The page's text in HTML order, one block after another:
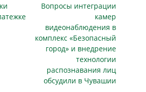
об
Следующая
Вопросы интеграции
камер
видеонаблюдения в
комплекс «Безопасный
город» и внедрение
технологии
распознавания лиц
обсудили в Чувашии